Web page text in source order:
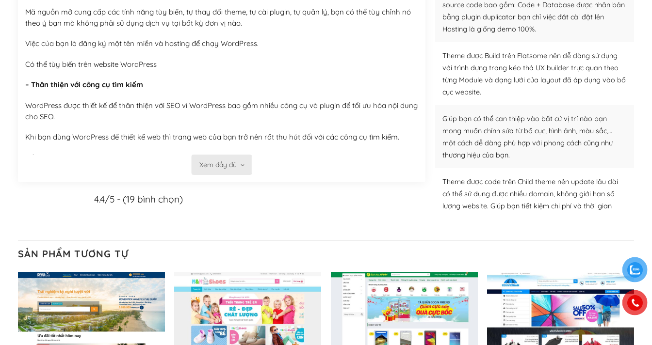
Mã nguồn mở cung cấp các tính năng tùy biến, tự thay đổi theme, tự cài plugin, tự quản lý, bạn có thể tùy chỉnh nó
theo ý bạn mà không phải sử dụng dịch vụ tại bất kỳ đơn vị nào.
Việc của bạn là đăng ký một tên miền và hosting để chạy WordPress.
Có thể tùy biến trên website WordPress
– Thân thiện với công cụ tìm kiếm
WordPress được thiết kế để thân thiện với SEO vì WordPress bao gồm nhiều công cụ và plugin để tối ưu hóa nội dung
cho SEO.
Khi bạn dùng WordPress để thiết kế web thì trang web của bạn trở nên rất thu hút đối với các công cụ tìm kiếm.
Tối ưu hóa công cụ tìm kiếm
Khi bạn sử dụng WordPress, thì vấn đề giao diện của bạn trở nên dễ dàng và nhanh chóng. Với kho Theme
– Sở hữu một cộng đồng lớn, sẵn sàng hỗ trợ
WordPress là nơi lưu trữ cho một diễn đàn cộng đồng khổng lồ được kiểm duyệt bởi các nhân viên và những người
cuồng tín WordPress.
Nếu bạn gặp khó khăn, bạn có thể lên mạng và tìm kiếm những cộng đồng WordPress, họ sẽ giúp bạn trả lời, giải
Xem đầy đủ
4.4/5 - (19 bình chọn)
source code bao gồm: Code + Database được nhân bản
bằng plugin duplicator bạn chỉ việc đăt cài đặt lên
Hosting là giống demo 100%.
Theme được Build trên Flatsome nên dễ dàng sử dụng
với trình dựng trang kéo thả UX builder trực quan theo
từng Module và dạng lưới của layout đã áp dụng vào bố
cục website.
Giúp bạn có thể can thiệp vào bất cứ vị trí nào bạn
mong muốn chỉnh sửa từ bố cục, hình ảnh, màu sắc,…
một cách dễ dàng phù hợp với phong cách cũng như
thương hiệu của bạn.
Theme được code trên Child theme nên update lâu dài
có thể sử dụng được nhiều domain, không giới hạn số
lượng website. Giúp bạn tiết kiệm chi phí và thời gian
SẢN PHẨM TƯƠNG TỰ